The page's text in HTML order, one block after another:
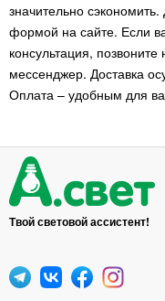
значительно
формой на сайте. Если
консультация,
мессенджер. Доставка
Оплата – удобным для
Твой световой ассистент!